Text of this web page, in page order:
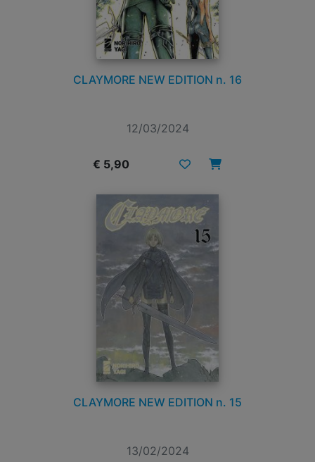
CLAYMORE NEW EDITION n. 16
12/03/2024
€ 5,90
CLAYMORE NEW EDITION n. 15
13/02/2024